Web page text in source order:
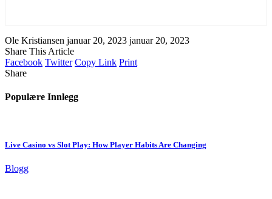
Ole Kristiansen januar 20, 2023 januar 20, 2023
Share This Article
Facebook Twitter Copy Link Print
Share
Populære Innlegg
Live Casino vs Slot Play: How Player Habits Are Changing
Blogg